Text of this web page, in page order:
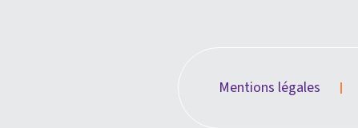
Mentions légales